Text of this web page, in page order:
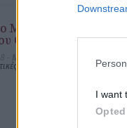
I want
Μανιατάκειον
Θέμελη"
Εκδηλώσεις Απονομή